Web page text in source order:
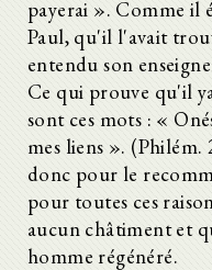
payerai ». Comme il
Paul, qu'il l'avait
entendu son
Ce qui prouve qu'il
sont ces mots : «
mes liens ».
donc pour le
pour toutes ces
aucun châtiment et
homme régénéré.